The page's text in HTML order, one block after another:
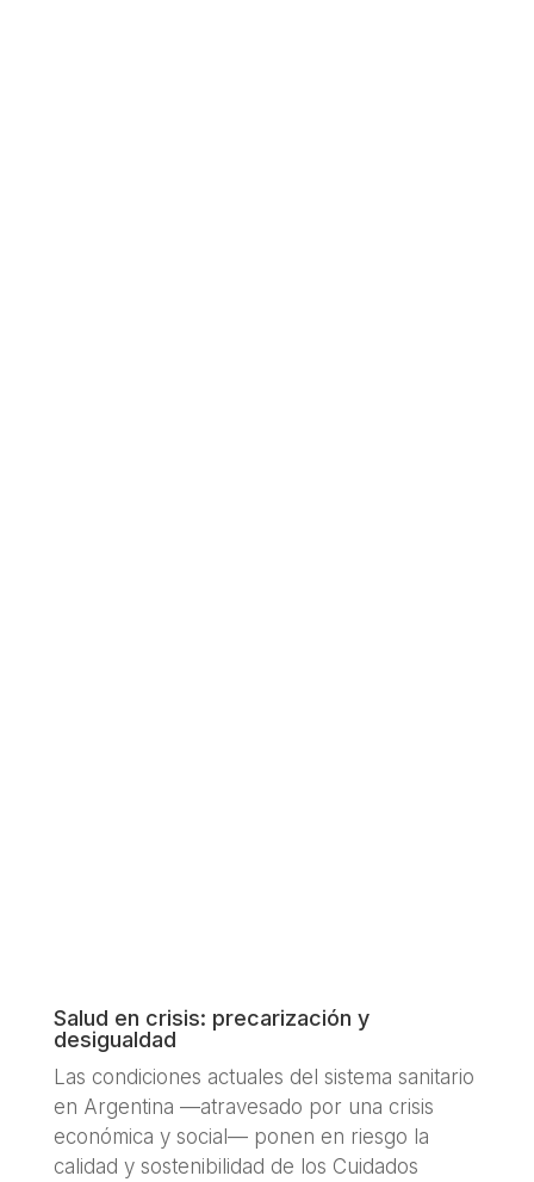
Salud en crisis: precarización y
desigualdad
Las condiciones actuales del sistema sanitario
en Argentina —atravesado por una crisis
económica y social— ponen en riesgo la
calidad y sostenibilidad de los Cuidados